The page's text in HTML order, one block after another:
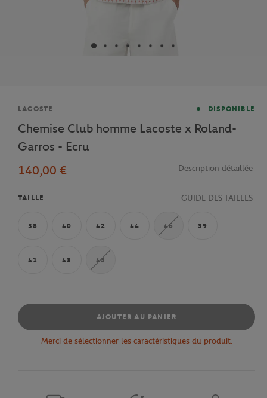
Marque
LACOSTE DISPONIBLE
Chemise Club homme Lacoste x Roland-
Garros - Ecru
140,00 €
Description détaillée
TAILLE GUIDE DES TAILLES
38 40 42 44 46 39
41 43 45
AJOUTER AU PANIER
Merci de sélectionner les caractéristiques du produit.